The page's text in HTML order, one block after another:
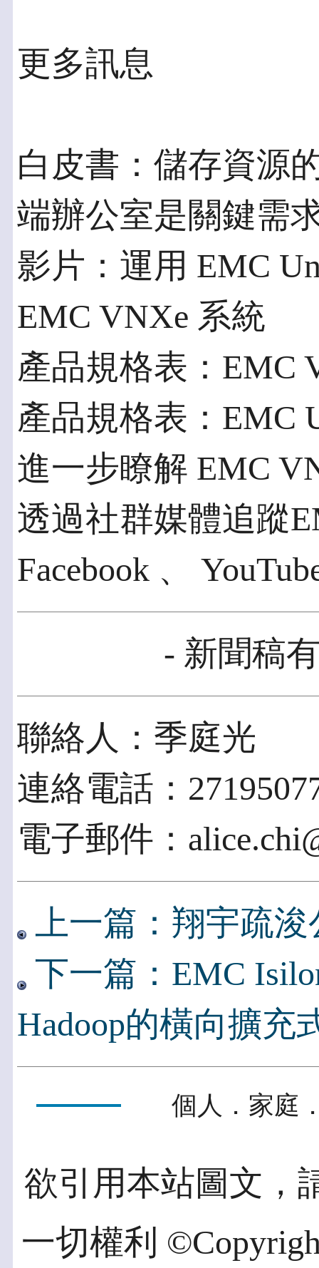
更多訊息
白皮書：儲存資源
端辦公室是關鍵需
影片：運用 EMC
EMC VNXe 系統
產品規格表：EMC
產品規格表：EMC
進一步瞭解 EMC
透過社群媒體追蹤
Facebook 、
- 新聞稿
聯絡人：季庭光
連絡電話：
電子郵件：
上一篇：翔宇疏
下一篇：EMC
Hadoop的橫向擴充
個人．家庭
欲引用本站圖文，
一切權利